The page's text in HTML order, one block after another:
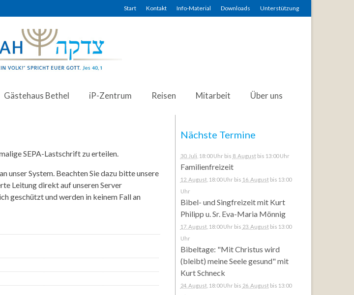
Start Kontakt Info-Material Downloads Unterstützung
Gästehaus Bethel iP-Zentrum Reisen Mitarbeit Über uns
SEPA-Lastschrift zu erteilen.
unser System. Beachten Sie dazu bitte unsere
Leitung direkt auf unseren Server
geschützt und werden in keinem Fall an
Nächste Termine
30. Juli , 18:00 Uhr bis 8. Augustbis 13:00 Uhr
Familienfreizeit
12. August, 18:00 Uhr bis 16. Augustbis 13:00
Uhr
Bibel- und Singfreizeit mit Kurt
Philipp u. Sr. Eva-Maria Mönnig
17. August, 18:00 Uhr bis 23. Augustbis 13:00
Uhr
Bibeltage: "Mit Christus wird
(bleibt) meine Seele gesund" mit
Kurt Schneck
24. August, 18:00 Uhr bis 26. Augustbis 13:00